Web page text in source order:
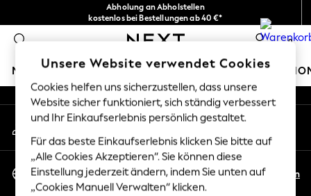
Abholung an Abholstellen
kostenlos bei Bestellungen ab 40 €*
Problemlose Rückgaben*
0
MÄDCHEN JUNGEN BABY DAMEN HERREN
HOLIDAY SHOP
Women's Holiday Shop
All Swimwear
All Beachwear
Bags & Accessories
Beach Dresses & Kaftans
An error occurred on client
Unsere sozialen Netzwerke
Mein Konto
Melden Sie sich bei Ihrem Konto an
Sprache Auswählen
Deutsch
En
Unsere Website verwendet Cookies
Cookies helfen uns sicherzustellen, dass unsere
Website sicher funktioniert, sich ständig verbessert
und Ihr Einkaufserlebnis persönlich gestaltet.
Für das beste Einkaufserlebnis klicken Sie bitte auf
„Alle Cookies Akzeptieren“. Sie können diese
Einstellung jederzeit ändern, indem Sie unten auf
„Cookies Manuell Verwalten“ klicken.